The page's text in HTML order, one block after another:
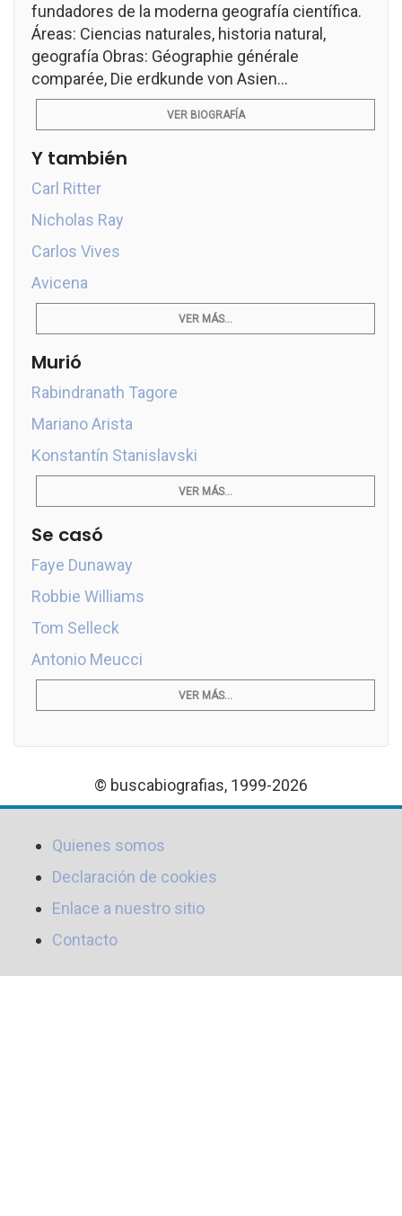
fundadores de la moderna geografía científica.
Áreas: Ciencias naturales, historia natural,
geografía Obras: Géographie générale
comparée, Die erdkunde von Asien...
VER BIOGRAFÍA
Y también
Carl Ritter
Nicholas Ray
Carlos Vives
Avicena
VER MÁS...
Murió
Rabindranath Tagore
Mariano Arista
Konstantín Stanislavski
VER MÁS...
Se casó
Faye Dunaway
Robbie Williams
Tom Selleck
Antonio Meucci
VER MÁS...
© buscabiografias, 1999-2026
Quienes somos
Declaración de cookies
Enlace a nuestro sitio
Contacto